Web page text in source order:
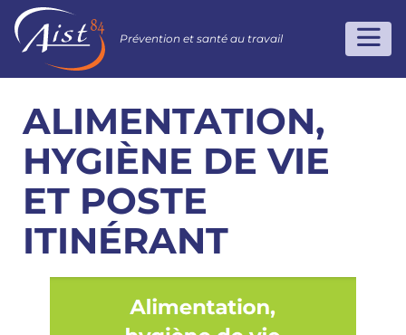
Prévention et santé au travail
ALIMENTATION,
HYGIÈNE DE VIE
ET POSTE
ITINÉRANT